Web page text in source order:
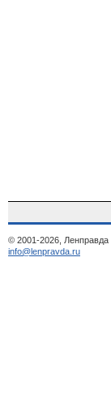
© 2001-2026, Ленправда
info@lenpravda.ru